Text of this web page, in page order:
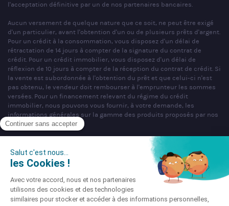
l'acceptation définitive par un de nos partenaires bancaires.
Aucun versement de quelque nature que ce soit, ne peut être exigé
d'un particulier, avant l'obtention d'un ou de plusieurs prêts d'argent.
Pour un crédit à la consommation, vous disposez d'un délai de
rétractation de 14 jours à compter de la signature du contrat de
crédit. Pour un crédit immobilier, vous disposez d'un délai de
réflexion de 10 jours à compter de la réception du contrat de crédit. Si
la vente est subordonnée à l'obtention du prêt et que celui-ci n'est
pas obtenu, le vendeur doit rembourser à l'emprunteur les sommes
versées. Pour un financement relevant du régime du crédit
immobilier, nous pouvons vous fournir, à votre demande, les
informations générales sur la gamme des produits proposés par nos
partenaires bancaires.
SAS PARTNERS FINANCES au capital de 1 000 000 € - R.C.S. Nancy
n°404 681 496 - siège social : 22 rue de Malzéville, 54000 NANCY -
Mandataire non exclusif en opérations de banques et en services de
paiement & Intermédiaire en assurance, Courtier en opérations de
banque et services de paiement (COBSP), Courtier d'assurance ou de
réassurance (COA), Mandataire d'Intermédiaire d'Assurance (MIA)
immatriculé sous le n°ORIAS 07 036 794 (www.orias.fr).